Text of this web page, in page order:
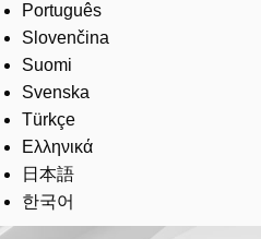
Português
Slovenčina
Suomi
Svenska
Türkçe
Ελληνικά
日本語
한국어